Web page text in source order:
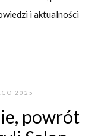
i aktualności
2025
powrót